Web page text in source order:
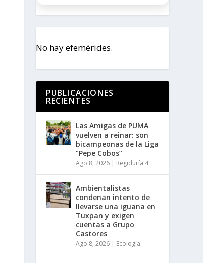
No hay efemérides.
PUBLICACIONES
RECIENTES
Las Amigas de PUMA
vuelven a reinar: son
bicampeonas de la Liga
“Pepe Cobos”
Ago 8, 2026| Regiduría 4
Ambientalistas
condenan intento de
llevarse una iguana en
Tuxpan y exigen
cuentas a Grupo
Castores
Ago 8, 2026| Ecología